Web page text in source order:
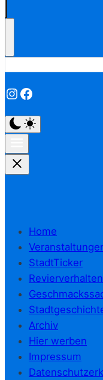
Instagram
Facebook
Home
StadtTicker
Revierverhalten
Archiv
Hier werben
Impressum